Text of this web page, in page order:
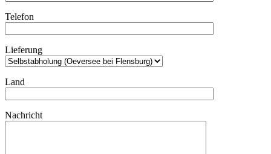
Telefon
Lieferung
Land
Nachricht